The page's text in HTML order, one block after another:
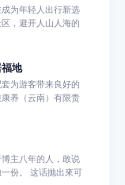
为年轻人出行新选
，避开人山人海的
地
为游客带来良好的
养（云南）有限责
主八年的人，敢说
份。 这话抛出來可